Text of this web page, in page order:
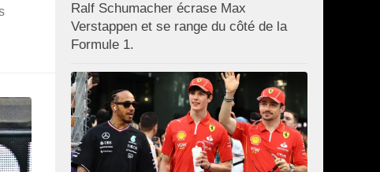
Ralf Schumacher écrase Max
Verstappen et se range du côté de la
Formule 1.